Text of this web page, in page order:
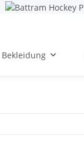
Bekleidung